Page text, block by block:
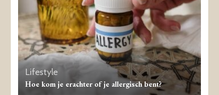
Lifestyle
Hoe kom je erachter of je allergisch bent?